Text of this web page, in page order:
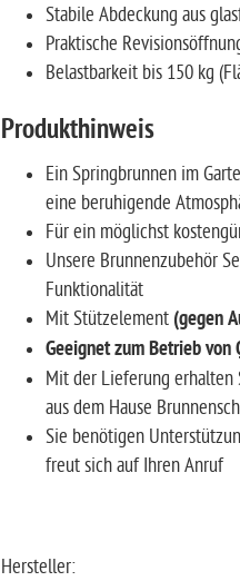
Stabile Abdeckung aus
Praktische
Belastbarkeit bis 150 kg
Produkthinweis
Ein Springbrunnen im
eine beruhigende
Für ein möglichst
Unsere Brunnenzubehör
Funktionalität
Mit Stützelement (gegen
Geeignet zum Betrieb
Mit der Lieferung
aus dem Hause
Sie benötigen
freut sich auf Ihren Anruf
Hersteller: